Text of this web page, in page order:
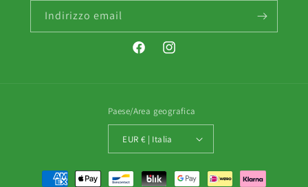
Indirizzo email
FacebookInstagram
Paese/Area geografica
EUR € | Italia
Metodi